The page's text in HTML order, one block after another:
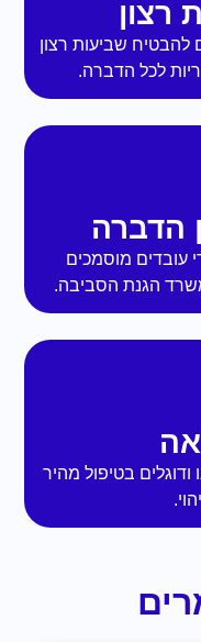
להבטיח שביעות רצון
לכל הדברה.
הדברה
עובדים מוסמכים
הגנת הסביבה.
בטיפול מהיר